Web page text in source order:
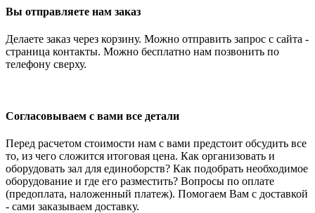
Вы отправляете нам заказ
Делаете заказ через корзину. Можно отправить запрос с сайта -
страница контакты. Можно бесплатно нам позвонить по
телефону сверху.
Согласовываем с вами все детали
Перед расчетом стоимости нам с вами предстоит обсудить все
то, из чего сложится итоговая цена. Как организовать и
оборудовать зал для единоборств? Как подобрать необходимое
оборудование и где его разместить? Вопросы по оплате
(предоплата, наложенный платеж). Помогаем Вам с доставкой
- сами заказываем доставку.